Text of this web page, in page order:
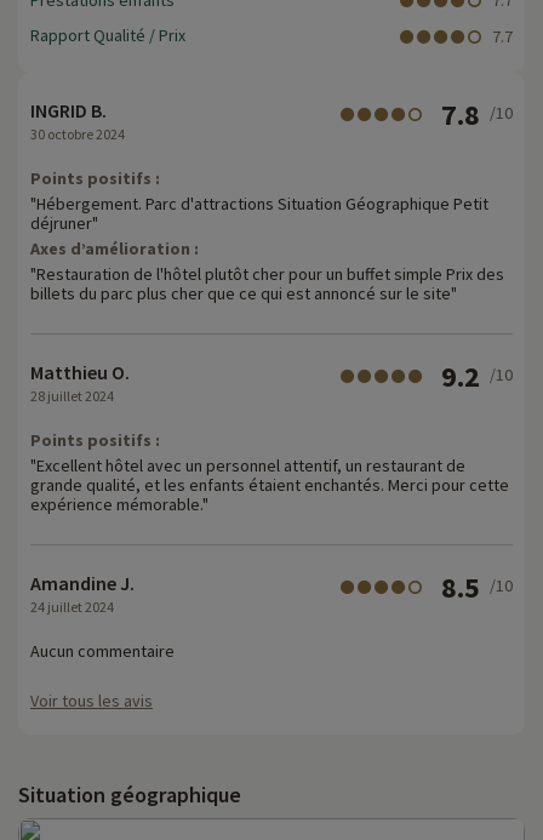
Rapport Qualité / Prix
7.7
INGRID B.
30 octobre 2024
7.8 /10
Points positifs :
"Hébergement. Parc d'attractions Situation Géographique Petit
déjruner"
Axes d’amélioration :
"Restauration de l'hôtel plutôt cher pour un buffet simple Prix des
billets du parc plus cher que ce qui est annoncé sur le site"
Matthieu O.
28 juillet 2024
9.2 /10
Points positifs :
"Excellent hôtel avec un personnel attentif, un restaurant de
grande qualité, et les enfants étaient enchantés. Merci pour cette
expérience mémorable."
Amandine J.
24 juillet 2024
8.5 /10
Aucun commentaire
Voir tous les avis
Situation géographique